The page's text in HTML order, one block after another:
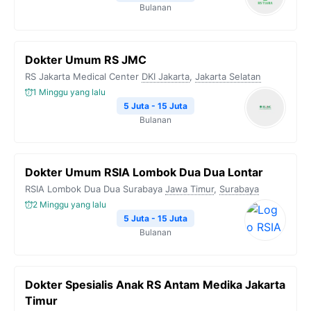
Bulanan
Dokter Umum RS JMC
RS Jakarta Medical Center DKI Jakarta, Jakarta Selatan
1 Minggu yang lalu
5 Juta - 15 Juta
Bulanan
Dokter Umum RSIA Lombok Dua Dua Lontar
RSIA Lombok Dua Dua Surabaya Jawa Timur, Surabaya
2 Minggu yang lalu
5 Juta - 15 Juta
Bulanan
Dokter Spesialis Anak RS Antam Medika Jakarta
Timur